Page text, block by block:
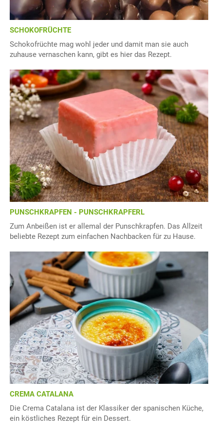
SCHOKOFRÜCHTE
Schokofrüchte mag wohl jeder und damit man sie auch
zuhause vernaschen kann, gibt es hier das Rezept.
PUNSCHKRAPFEN - PUNSCHKRAPFERL
Zum Anbeißen ist er allemal der Punschkrapfen. Das Allzeit
beliebte Rezept zum einfachen Nachbacken für zu Hause.
CREMA CATALANA
Die Crema Catalana ist der Klassiker der spanischen Küche,
ein köstliches Rezept für ein Dessert.